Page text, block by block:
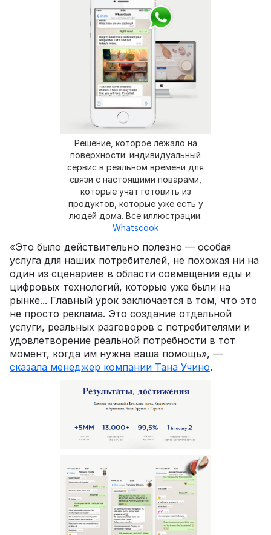
Решение, которое лежало на
поверхности: индивидуальный
сервис в реальном времени для
связи с настоящими поварами,
которые учат готовить из
продуктов, которые уже есть у
людей дома. Все иллюстрации:
Whatscook
«Это было действительно полезно — особая
услуга для наших потребителей, не похожая ни на
один из сценариев в области совмещения еды и
цифровых технологий, которые уже были на
рынке... Главный урок заключается в том, что это
не просто реклама. Это создание отдельной
услуги, реальных разговоров с потребителями и
удовлетворение реальной потребности в тот
момент, когда им нужна ваша помощь», —
сказала менеджер компании Тана Учино.